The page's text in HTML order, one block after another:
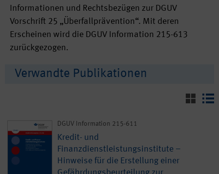
Informationen und Rechtsbezügen zur DGUV
Vorschrift 25 „Überfallprävention“. Mit deren
Erscheinen wird die DGUV Information 215-613
zurückgezogen.
Verwandte Publikationen
DGUV Information 215-611
Kredit- und
Finanzdienstleistungsinstitute –
Hinweise für die Erstellung einer